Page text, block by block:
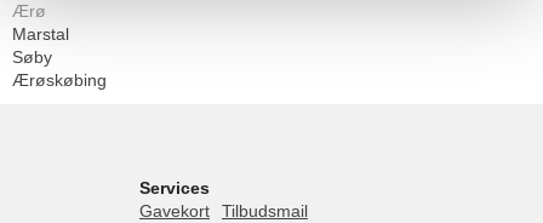
Ærø
Marstal
Søby
Ærøskøbing
Services
Gavekort
Tilbudsmail